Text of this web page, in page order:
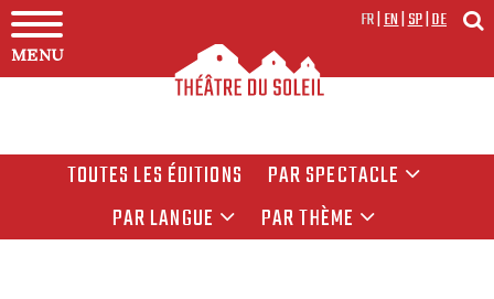
MENU
FR|EN|SP|DE
TOUTES LES ÉDITIONS
PAR SPECTACLE
PAR LANGUE
PAR THÈME